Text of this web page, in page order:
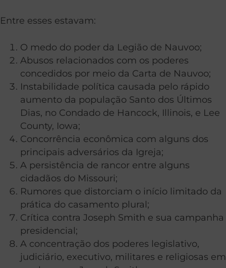
Entre esses estavam:
O medo do poder da Legião de Nauvoo;
Abusos relacionados com os poderes
concedidos por meio da Carta de Nauvoo;
Instabilidade política causada pelo rápido
aumento da população Santo dos Últimos
Dias, no Condado de Hancock, Illinois, e Lee
County, Iowa;
Concorrência econômica com alguns dos
principais adversários da Igreja;
A persistência de rancor entre alguns
cidadãos do Missouri;
Rumores que distorciam o início limitado da
prática do casamento plural;
Crítica contra Joseph Smith e sua campanha
presidencial;
A concentração dos poderes legislativo,
judiciário, executivo, militares e religiosas em